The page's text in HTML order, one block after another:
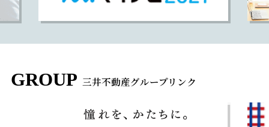
GROUP 三井不動産グループリンク